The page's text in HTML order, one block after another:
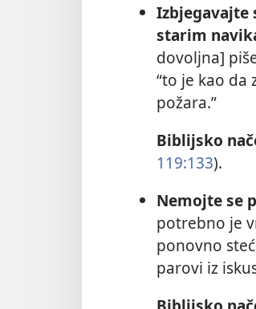
Izbjegavajte
starim
dovoljna]
“to je kao da
požara.”
Biblijsko
119:133).
Nemojte se
potrebno je
ponovno
parovi iz